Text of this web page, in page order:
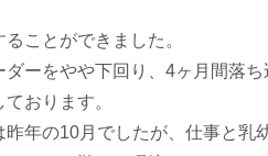
ことができました。
ーをやや下回り、4ヶ月間落
おります。
年の10月でしたが、仕事と乳